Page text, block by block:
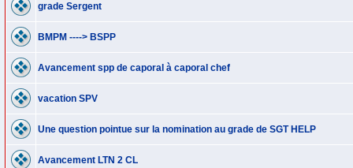
grade Sergent
BMPM ----> BSPP
Avancement spp de caporal à caporal chef
vacation SPV
Une question pointue sur la nomination au grade de SGT HELP
Avancement LTN 2 CL